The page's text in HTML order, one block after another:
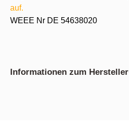
auf.
WEEE Nr DE 54638020
Informationen zum Hersteller